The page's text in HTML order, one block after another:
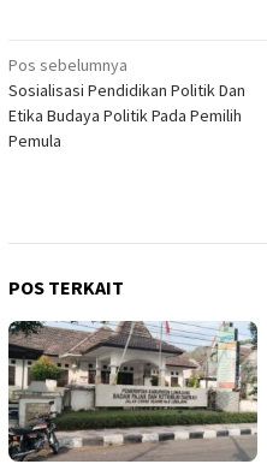
Navigasi
pos
Pos sebelumnya
Sosialisasi Pendidikan Politik Dan
Etika Budaya Politik Pada Pemilih
Pemula
POS TERKAIT